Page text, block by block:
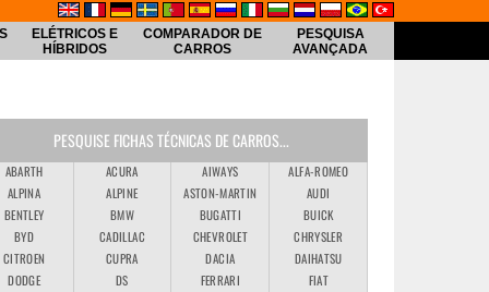
ELÉTRICOS E
HÍBRIDOS
COMPARADOR DE
CARROS
PESQUISA
AVANÇADA
PESQUISE FICHAS TÉCNICAS DE CARROS...
ABARTH ACURA AIWAYS
ALFA-ROMEO
ALPINA
ALPINE ASTON-MARTIN
AUDI
BENTLEY
BMW BUGATTI
BUICK
BYD
CADILLAC CHEVROLET
CHRYSLER
CITROEN
CUPRA DACIA
DAIHATSU
DODGE
DS FERRARI
FIAT